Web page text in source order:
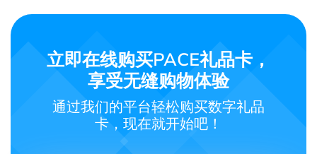
服
立即在线购买PACE礼品卡，
享受无缝购物体验
通过我们的平台轻松购买数字礼品
卡，现在就开始吧！